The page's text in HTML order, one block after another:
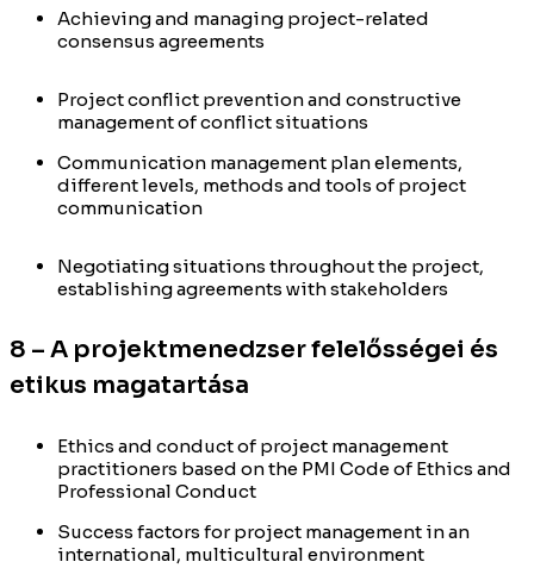
Achieving and managing project-related
consensus agreements
Project conflict prevention and constructive
management of conflict situations
Communication management plan elements,
different levels, methods and tools of project
communication
Negotiating situations throughout the project,
establishing agreements with stakeholders
8 – A projektmenedzser felelősségei és
etikus magatartása
Ethics and conduct of project management
practitioners based on the PMI Code of Ethics and
Professional Conduct
Success factors for project management in an
international, multicultural environment